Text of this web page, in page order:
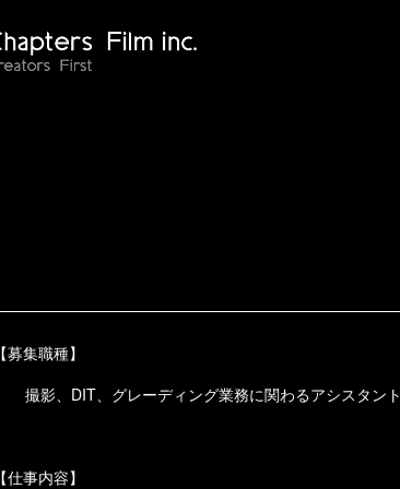
【募集職種】
撮影、 DIT、グレーディング業務に関わるアシスタント
【仕事内容】